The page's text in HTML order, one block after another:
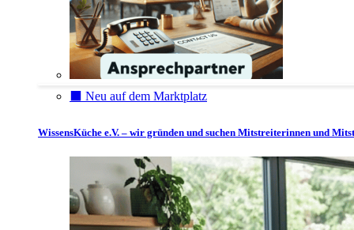
⬛️ Neu auf dem Marktplatz
WissensKüche e.V. – wir gründen und suchen Mitstreiterinnen und